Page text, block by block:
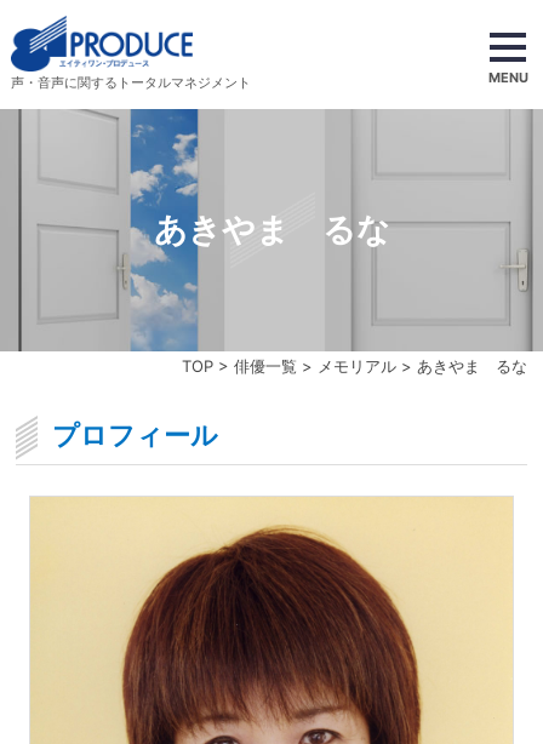
声・音声に関するトータルマネジメント MENU
TOP> 俳優一覧 > メモリアル> あきやま るな
あきやま るな
プロフィール